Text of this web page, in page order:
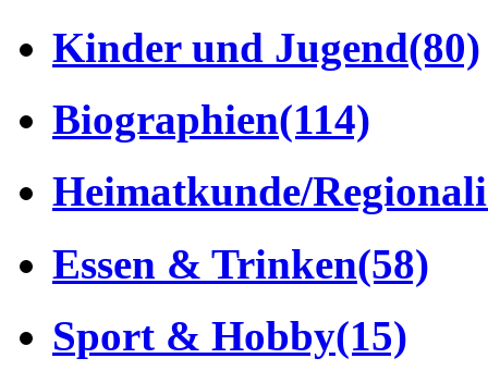
Kinder und Jugend(80)
Biographien(114)
Heimatkunde/
Essen & Trinken(58)
Sport & Hobby(15)